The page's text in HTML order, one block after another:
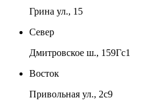
Грина ул., 15
Север
Дмитровское ш., 159Гс1
Восток
Привольная ул., 2с9